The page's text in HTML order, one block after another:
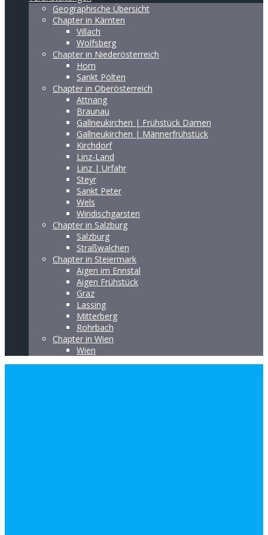
Geographische Übersicht
Chapter in Kärnten
Villach
Wolfsberg
Chapter in Niederösterreich
Horn
Sankt Pölten
Chapter in Oberösterreich
Attnang
Braunau
Gallneukirchen | Frühstück Damen
Gallneukirchen | Männerfrühstück
Kirchdorf
Linz-Land
Linz | Urfahr
Steyr
Sankt Peter
Wels
Windischgarsten
Chapter in Salzburg
Salzburg
Straßwalchen
Chapter in Steiermark
Aigen im Ennstal
Aigen Frühstück
Graz
Lassing
Mitterberg
Rohrbach
Chapter in Wien
Wien